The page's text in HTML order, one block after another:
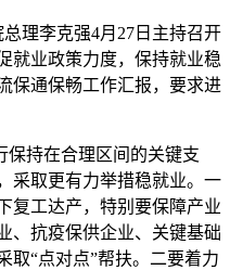
理李克强4月27日主持召开
就业政策力度，保持就业稳
保通保畅工作汇报，要求进
持在合理区间的关键支
采取更有力举措稳就业。一
复工达产，特别要保障产业
、抗疫保供企业、关键基础
取“点对点”帮扶。二要着力